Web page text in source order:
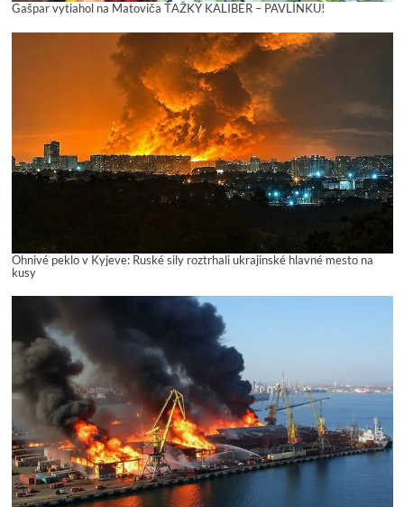
Gašpar vytiahol na Matoviča ŤAŽKÝ KALIBER – PAVLÍNKU!
Ohnivé peklo v Kyjeve: Ruské sily roztrhali ukrajinské hlavné mesto na
kusy